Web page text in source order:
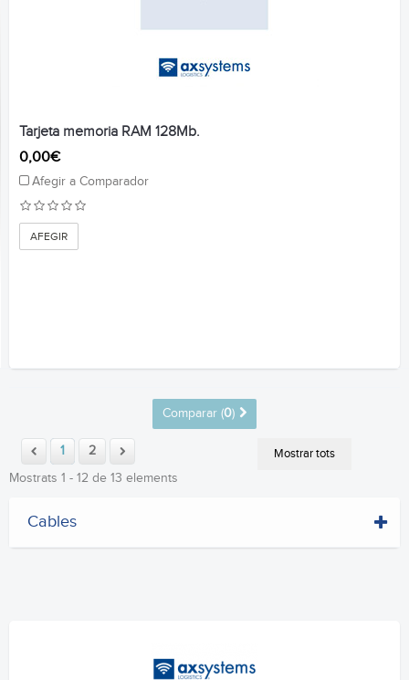
Tarjeta memoria RAM 128Mb.
0,00€
Afegir a Comparador
AFEGIR
Comparar (0)
Mostrar tots
1
2
Mostrats 1 - 12 de 13 elements
Cables